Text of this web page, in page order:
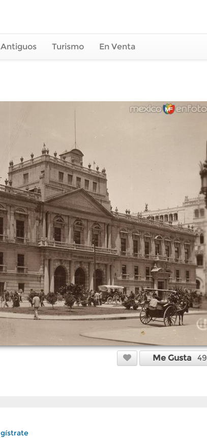
Turismo En Venta
Me Gusta 49